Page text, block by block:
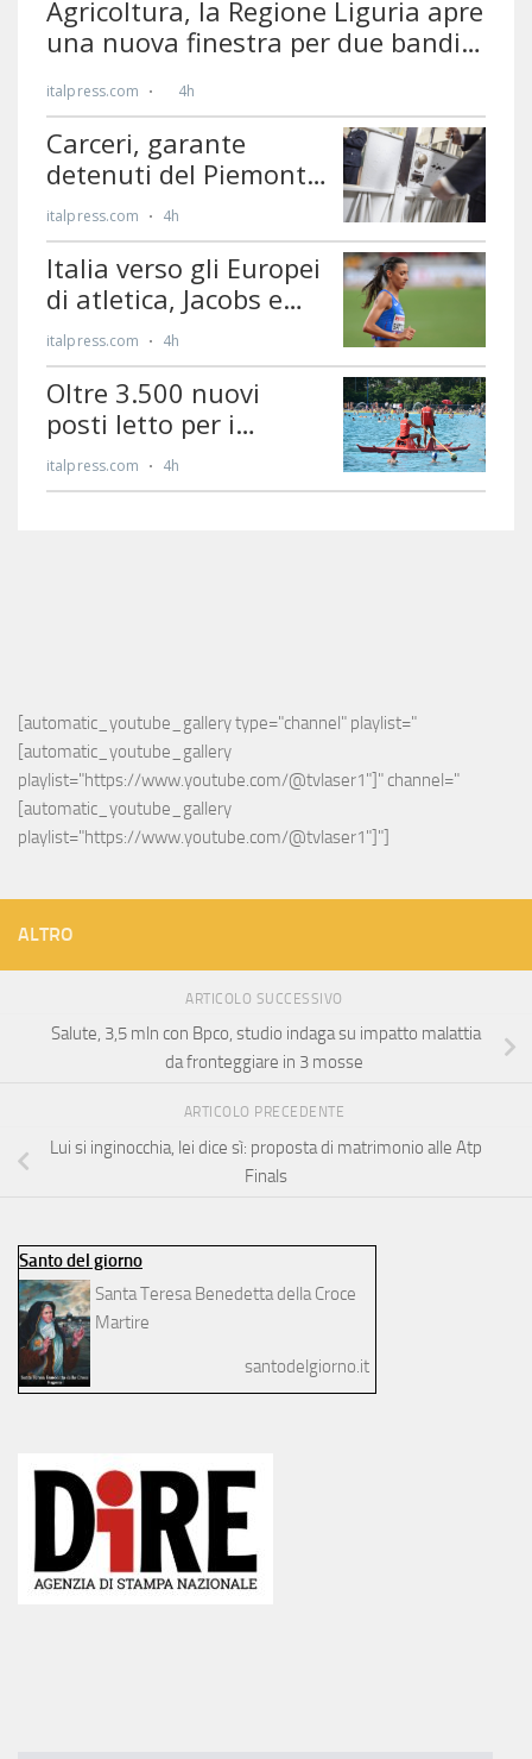
[automatic_youtube_gallery type="channel" playlist="
[automatic_youtube_gallery
playlist="https://www.youtube.com/@tvlaser1"]" channel="
[automatic_youtube_gallery
playlist="https://www.youtube.com/@tvlaser1"]"]
ALTRO
ARTICOLO SUCCESSIVO
Salute, 3,5 mln con Bpco, studio indaga su impatto malattia
da fronteggiare in 3 mosse
ARTICOLO PRECEDENTE
Lui si inginocchia, lei dice sì: proposta di matrimonio alle Atp
Finals
Santo del giorno
Santa Teresa Benedetta della Croce
Martire
santodelgiorno.it